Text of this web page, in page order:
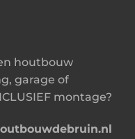
houtbouw
garage of
montage?